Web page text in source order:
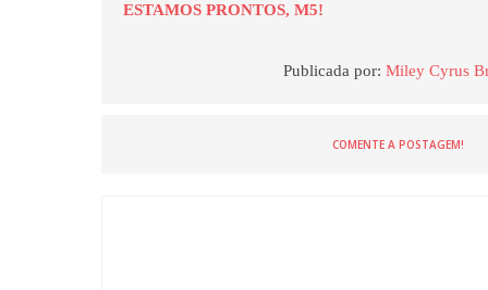
ESTAMOS PRONTOS, M5!
Publicada por:Miley Cyrus
COMENTE A POSTAGEM!